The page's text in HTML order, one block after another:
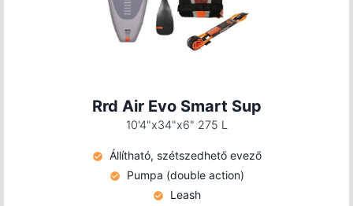
Rrd Air Evo Smart Sup
10'4"x34"x6" 275 L
Állítható, szétszedhető evező
Pumpa (double action)
Leash